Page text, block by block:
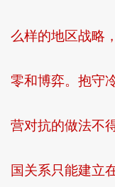
么样的地区战略
零和博弈。抱守
营对抗的做法不
国关系只能建立